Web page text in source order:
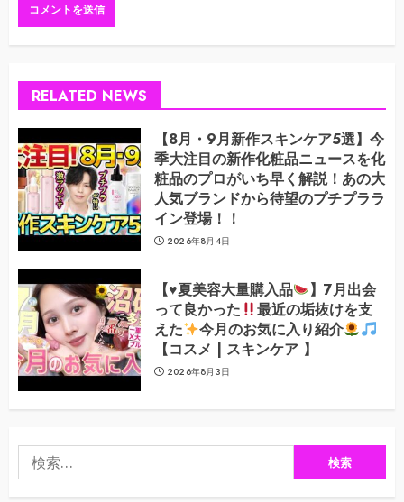
RELATED NEWS
【8月・9月新作スキンケア5選】今
季大注目の新作化粧品ニュースを化
粧品のプロがいち早く解説！あの大
人気ブランドから待望のプチプララ
イン登場！！
2026年8月4日
【♥️夏美容大量購入品
】7月出会
って良かった
最近の垢抜けを支
えた
今月のお気に入り紹介
【コスメ | スキンケア 】
2026年8月3日
索: